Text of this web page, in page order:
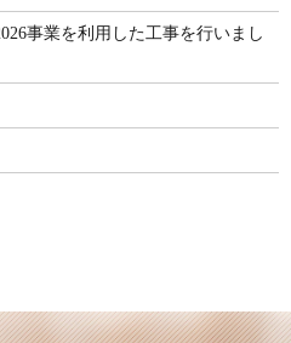
事業を利用した工事を行いまし